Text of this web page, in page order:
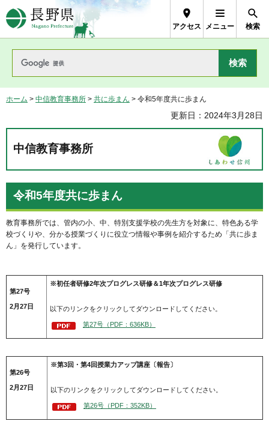
長野県Nagano Prefecture
アクセス メニュー 検索
ホーム > 中信教育事務所 > 共に歩まん > 令和5年度共に歩まん
更新日：2024年3月28日
中信教育事務所
令和5年度共に歩まん
教育事務所では、管内の小、中、特別支援学校の先生方を対象に、特色ある学
校づくりや、分かる授業づくりに役立つ情報や事例を紹介するため「共に歩ま
ん」を発行しています。
第27号
2月27日
※初任者研修2年次プログレス研修＆1年次プログレス研修
以下のリンクをクリックしてダウンロードしてください。
第27号（PDF：636KB）
第26号
2月27日
※第3回・第4回授業力アップ講座〔報告〕
以下のリンクをクリックしてダウンロードしてください。
第26号（PDF：352KB）